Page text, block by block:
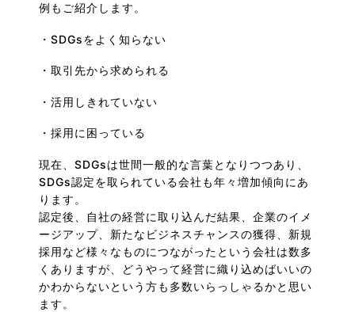
例もご紹介します。
・SDGsをよく知らない
・取引先から求められる
・活用しきれていない
・採用に困っている
現在、SDGsは世間一般的な言葉となりつつあり、
SDGs認定を取られている会社も年々増加傾向にあ
ります。
認定後、自社の経営に取り込んだ結果、企業のイメ
ージアップ、新たなビジネスチャンスの獲得、新規
採用など様々なものにつながったという会社は数多
くありますが、どうやって経営に織り込めばいいの
かわからないという方も多数いらっしゃるかと思い
ます。